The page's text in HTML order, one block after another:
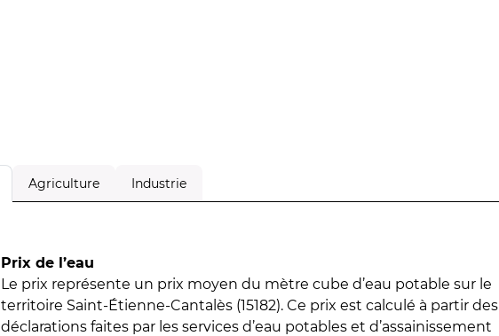
Agriculture Industrie
Prix de l’eau
Le prix représente un prix moyen du mètre cube d’eau potable sur le
territoire Saint-Étienne-Cantalès (15182). Ce prix est calculé à partir des
déclarations faites par les services d’eau potables et d’assainissement